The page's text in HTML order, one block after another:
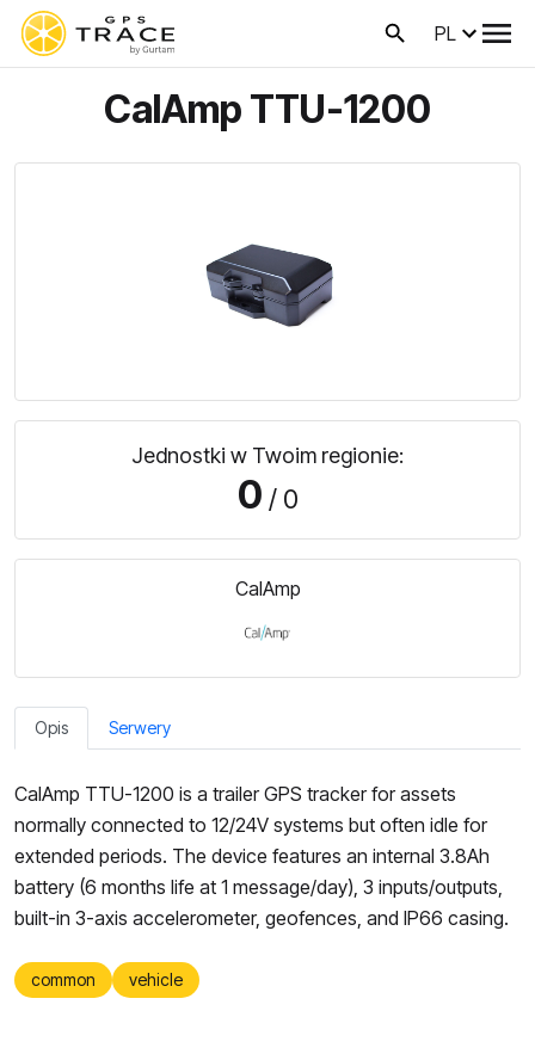
PL
CalAmp TTU-1200
Jednostki w Twoim regionie:
0 / 0
CalAmp
Opis Serwery
CalAmp TTU-1200 is a trailer GPS tracker for assets
normally connected to 12/24V systems but often idle for
extended periods. The device features an internal 3.8Ah
battery (6 months life at 1 message/day), 3 inputs/outputs,
built-in 3-axis accelerometer, geofences, and IP66 casing.
common vehicle